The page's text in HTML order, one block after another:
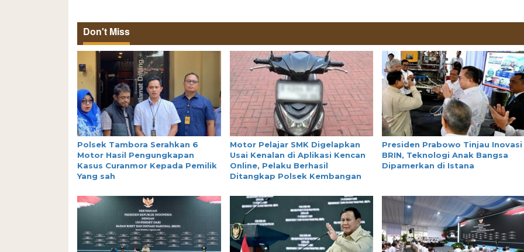
Don't Miss
Polsek Tambora Serahkan 6
Motor Hasil Pengungkapan
Kasus Curanmor Kepada Pemilik
Yang sah
Motor Pelajar SMK Digelapkan
Usai Kenalan di Aplikasi Kencan
Online, Pelaku Berhasil
Ditangkap Polsek Kembangan
Presiden Prabowo Tinjau Inovasi
BRIN, Teknologi Anak Bangsa
Dipamerkan di Istana